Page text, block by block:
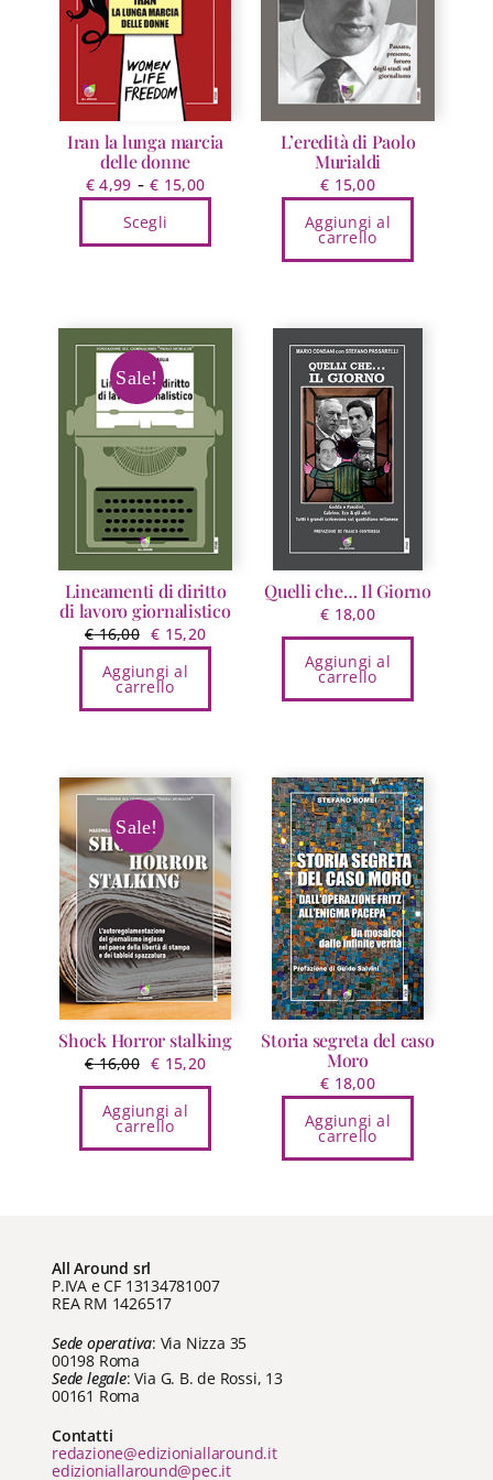
scelte
nella
pagina
del
prodotto
Iran la lunga marcia
delle donne
€ 4,99 - € 15,00Fascia
€ 15,00
Scegli
più
varianti.
Le
opzioni
possono
essere
scelte
nella
pagina
del
prodotto
L’eredità di Paolo
Murialdi
€ 15,00
Aggiungi al
carrello
Sale!
Lineamenti di diritto
di lavoro giornalistico
€16,00 Il
originale
era:
€ 15,20Il
è:
Aggiungi al
carrello
Quelli che… Il Giorno
€ 18,00
Aggiungi al
carrello
Sale!
Shock Horror stalking
€16,00 Il
prezzo
originale
era:
€ 15,20Il
prezzo
Aggiungi al
carrello
Storia segreta del caso
Moro
€ 18,00
Aggiungi al
carrello
All Around srl
P.IVA e CF 13134781007
REA RM 1426517
Sede operativa: Via Nizza 35
00198 Roma
Sede legale: Via G. B. de Rossi, 13
00161 Roma
Contatti
redazione@edizioniallaround.it
edizioniallaround@pec.it